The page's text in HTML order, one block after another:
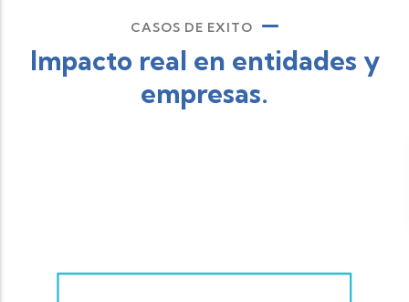
CASOS DE EXITO
Impacto real en entidades y
empresas.